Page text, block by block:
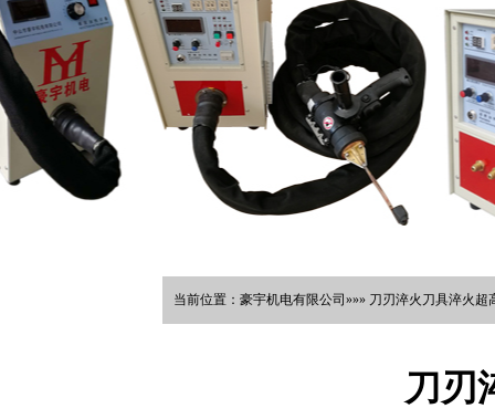
当前位置：豪宇机电有限公司»»» 刀刃淬火刀具淬火超
刀刃